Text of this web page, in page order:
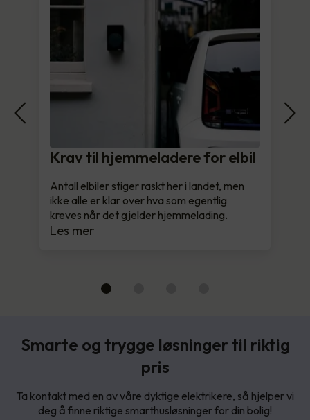
Krav til hjemmeladere for elbil
Antall elbiler stiger raskt her i landet, men
ikke alle er klar over hva som egentlig
kreves når det gjelder hjemmelading.
Les mer
Smarte og trygge løsninger til riktig
pris
Ta kontakt med en av våre dyktige elektrikere, så hjelper vi
deg å finne riktige smarthusløsninger for din bolig!